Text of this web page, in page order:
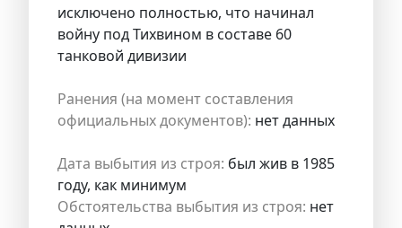
исключено полностью, что начинал
войну под Тихвином в составе 60
танковой дивизии
Ранения (на момент составления
официальных документов): нет данных
Дата выбытия из строя: был жив в 1985
году, как минимум
Обстоятельства выбытия из строя: нет